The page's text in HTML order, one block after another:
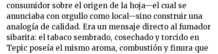
consumidor sobre el origen de la hoja—el cual se
anunciaba con orgullo como local—sino construir una
analogía de calidad. Era un mensaje directo al fumador
sibarita: el tabaco sembrado, cosechado y torcido en
Tepic poseía el mismo aroma, combustión y finura que